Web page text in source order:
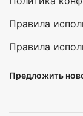
Правила
Правила
Предложить